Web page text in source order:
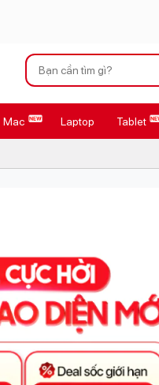
Xu hướng tìm kiếm
iPhone 17 Pro Max
AirTag 2 Mới
Osmo Pocket 4
Loa Marshall
Mac Laptop Tablet